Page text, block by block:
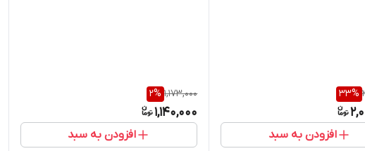
33%
افزودن به سبد
1,173,000
2%
1,140,000
افزودن به سبد